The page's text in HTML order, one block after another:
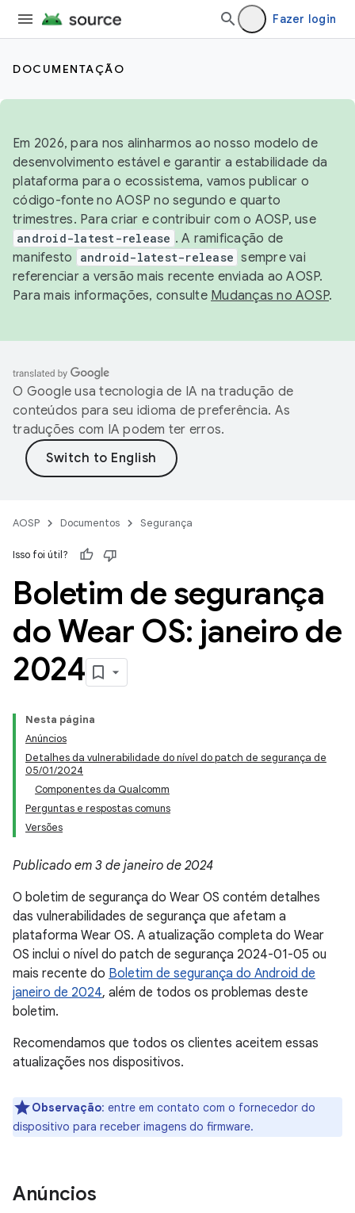
Fazer login
DOCUMENTAÇÃO
Em 2026, para nos alinharmos ao nosso modelo de
desenvolvimento estável e garantir a estabilidade da
plataforma para o ecossistema, vamos publicar o
código-fonte no AOSP no segundo e quarto
trimestres. Para criar e contribuir com o AOSP, use
android-latest-release . A ramificação de
manifesto
android-latest-release sempre vai
referenciar a versão mais recente enviada ao AOSP.
Para mais informações, consulte Mudanças no AOSP.
O Google usa tecnologia de IA na tradução de
conteúdos para seu idioma de preferência. As
traduções com IA podem ter erros.
AOSP Documentos Segurança
Isso foi útil?
Boletim de segurança
do Wear OS: janeiro de
2024
Nesta página
Anúncios
Detalhes da vulnerabilidade do nível do patch de segurança de
05/01/2024
Componentes da Qualcomm
Perguntas e respostas comuns
Versões
Publicado em 3 de janeiro de 2024
O boletim de segurança do Wear OS contém detalhes
das vulnerabilidades de segurança que afetam a
plataforma Wear OS. A atualização completa do Wear
OS inclui o nível do patch de segurança 2024-01-05 ou
mais recente do Boletim de segurança do Android de
janeiro de 2024, além de todos os problemas deste
boletim.
Recomendamos que todos os clientes aceitem essas
atualizações nos dispositivos.
Observação: entre em contato com o fornecedor do
dispositivo para receber imagens do firmware.
Anúncios